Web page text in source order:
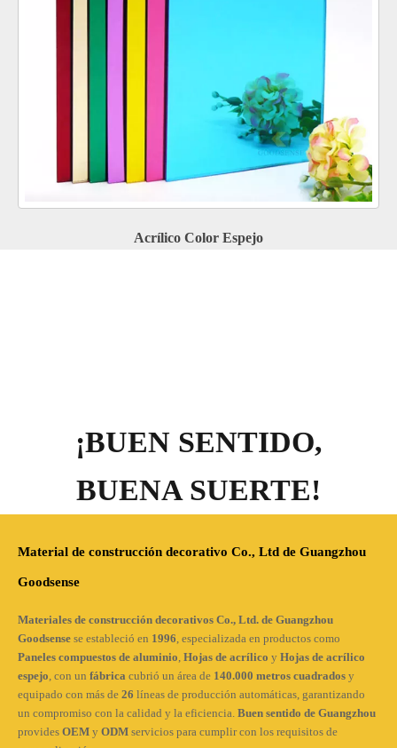
Acrílico Color Espejo
¡BUEN SENTIDO,
BUENA SUERTE!
Material de construcción decorativo Co., Ltd de Guangzhou
Goodsense
Materiales de construcción decorativos Co., Ltd. de Guangzhou
Goodsense se estableció en 1996 , especializada en productos como
Paneles compuestos de aluminio Hojas de acrílico y Hojas de acrílico
espejo , con un fábrica cubrió un área de 140.000 metros cuadrados y
equipado con más de 26 líneas de producción automáticas, garantizando
un compromiso con la calidad y la eficiencia. Buen sentido de Guangzhou
provides OEM y ODM servicios para cumplir con los requisitos de